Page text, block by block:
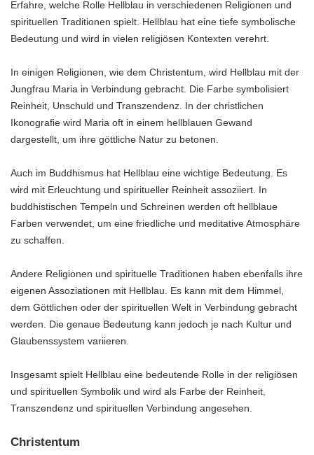
Erfahre, welche Rolle Hellblau in verschiedenen Religionen und
spirituellen Traditionen spielt. Hellblau hat eine tiefe symbolische
Bedeutung und wird in vielen religiösen Kontexten verehrt.
In einigen Religionen, wie dem Christentum, wird Hellblau mit der
Jungfrau Maria in Verbindung gebracht. Die Farbe symbolisiert
Reinheit, Unschuld und Transzendenz. In der christlichen
Ikonografie wird Maria oft in einem hellblauen Gewand
dargestellt, um ihre göttliche Natur zu betonen.
Auch im Buddhismus hat Hellblau eine wichtige Bedeutung. Es
wird mit Erleuchtung und spiritueller Reinheit assoziiert. In
buddhistischen Tempeln und Schreinen werden oft hellblaue
Farben verwendet, um eine friedliche und meditative Atmosphäre
zu schaffen.
Andere Religionen und spirituelle Traditionen haben ebenfalls ihre
eigenen Assoziationen mit Hellblau. Es kann mit dem Himmel,
dem Göttlichen oder der spirituellen Welt in Verbindung gebracht
werden. Die genaue Bedeutung kann jedoch je nach Kultur und
Glaubenssystem variieren.
Insgesamt spielt Hellblau eine bedeutende Rolle in der religiösen
und spirituellen Symbolik und wird als Farbe der Reinheit,
Transzendenz und spirituellen Verbindung angesehen.
Christentum